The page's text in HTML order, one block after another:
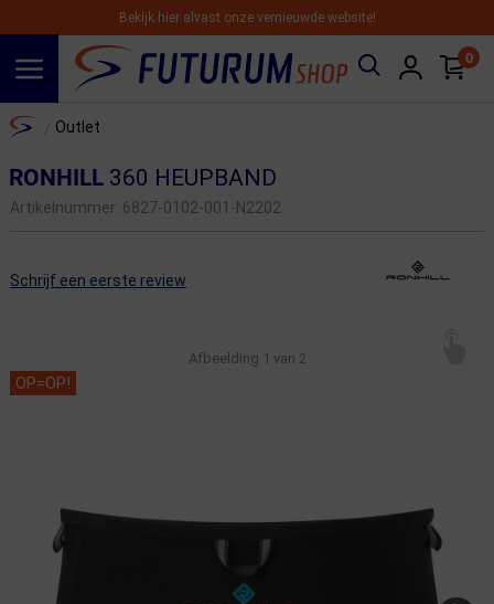
Bekijk hier alvast onze vernieuwde website!
0
Home Outlet
RONHILL360 HEUPBAND
Artikelnummer: 6827-0102-001-N2202
Schrijf een eerste review
Afbeelding 1 van 2
OP=OP!